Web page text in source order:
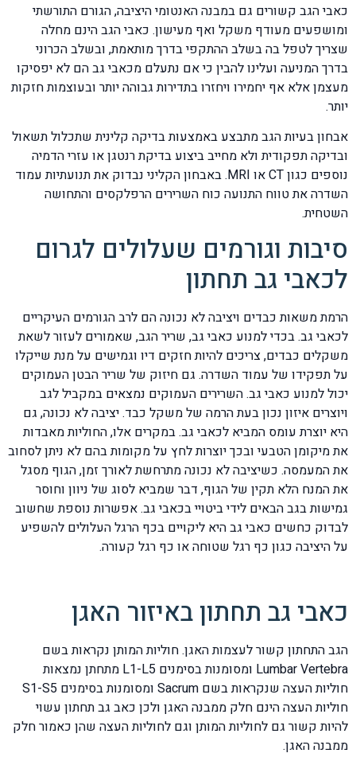
כאבי הגב קשורים גם במבנה האנטומי היציבה, הגורם התורשתי
ומושפעים מעודף משקל ואף מעישון. כאבי הגב הינם מחלה
שצריך לטפל בה בשלב ההתקפי בדרך מותאמת, ובשלב הכרוני
בדרך המניעה ועלינו להבין כי אם נתעלם מכאבי גב הם לא יפסיקו
מעצמן אלא אף יחמירו ויחזרו בתדירות גבוהה יותר ובעוצמות חזקות
יותר.
אבחון בעיות הגב מתבצע באמצעות בדיקה קלינית שתכלול תשאול
ובדיקה תפקודית ולא מחייב ביצוע בדיקת רנטגן או עזרי הדמיה
נוספים כגון CT או MRI. באבחון הקליני נבדוק את תנועתיות עמוד
השדרה את טווח התנועה כוח השרירים הרפלקסים והתחושה
השטחית.
סיבות וגורמים שעלולים לגרום
לכאבי גב תחתון
הרמת משאות כבדים ויציבה לא נכונה הם לרב הגורמים העיקריים
לכאבי גב. בכדי למנוע כאבי גב, שריר הגב, שאמורים לעזור לשאת
משקלים כבדים, צריכים להיות חזקים דיו וגמישים על מנת שייקלו
על תפקידו של עמוד השדרה. גם חיזוק של שריר הבטן העמוקים
יכול למנוע כאבי גב. השרירים העמוקים נמצאים במקביל לגב
ויוצרים איזון נכון בעת הרמה של משקל כבד. יציבה לא נכונה, גם
היא יוצרת עומס המביא לכאבי גב. במקרים אלו, החוליות מאבדות
את מיקומן הטבעי ובכך יוצרות לחץ על מקומות בהם לא ניתן לסחוב
את המעמסה. כשיציבה לא נכונה מתרחשת לאורך זמן, הגוף מסגל
את המנח הלא תקין של הגוף, דבר שמביא לסוג של ניוון וחוסר
גמישות בגב הבאים לידי ביטויי בכאבי גב. אפשרות נוספת שחשוב
לבדוק כחשים כאבי גב היא ליקויים בכף הרגל העלולים להשפיע
על היציבה כגון כף רגל שטוחה או כף רגל קעורה.
כאבי גב תחתון באיזור האגן
הגב התחתון קשור לעצמות האגן. חוליות המותן נקראות בשם
Lumbar Vertebra ומסומנות בסימנים L1-L5 מתחתן נמצאות
חוליות העצה שנקראות בשם Sacrum ומסומנות בסימנים S1-S5
חוליות העצה הינם חלק ממבנה האגן ולכן כאב גב תחתון עשוי
להיות קשור גם לחוליות המותן וגם לחוליות העצה שהן כאמור חלק
ממבנה האגן.